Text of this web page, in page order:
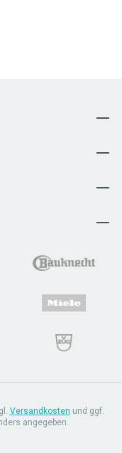
Versandkosten und ggf.
angegeben.